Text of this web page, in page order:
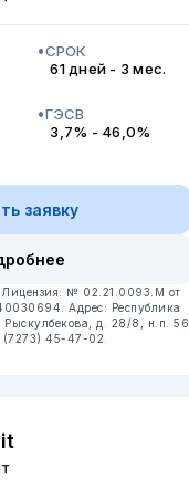
СРОК
61 дней - 3 мес.
ГЭСВ
3,7% - 46,0%
заявку
Лицензия: № 02.21.0093.М от
Адрес: Республика
д. 28/8, н.п. 56.
(7273) 45-47-02.